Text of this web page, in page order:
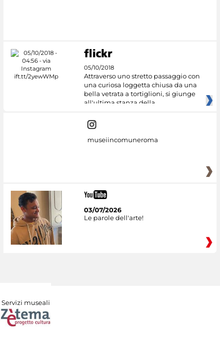
05/10/2018
Attraverso uno stretto passaggio con
una curiosa loggetta chiusa da una
bella vetrata a tortiglioni, si giunge
all'ultima stanza della
museiincomuneroma
03/07/2026
Le parole dell'arte!
Servizi museali